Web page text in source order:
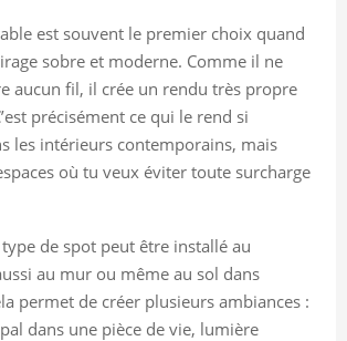
est souvent le premier choix quand
sobre et moderne. Comme il ne
aucun fil, il crée un rendu très propre
précisément ce qui le rend si
les intérieurs contemporains, mais
où tu veux éviter toute surcharge
de spot peut être installé au
au mur ou même au sol dans
permet de créer plusieurs ambiances :
dans une pièce de vie, lumière